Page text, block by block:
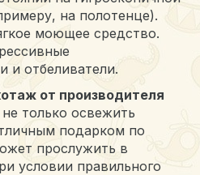
на полотенце).
моющее средство.
и отбеливатели.
от производителя
только освежить
подарком по
прослужить в
условии правильного